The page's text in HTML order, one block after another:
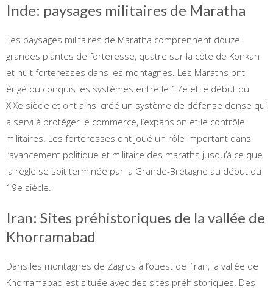
Inde: paysages militaires de Maratha
Les paysages militaires de Maratha comprennent douze
grandes plantes de forteresse, quatre sur la côte de Konkan
et huit forteresses dans les montagnes. Les Maraths ont
érigé ou conquis les systèmes entre le 17e et le début du
XIXe siècle et ont ainsi créé un système de défense dense qui
a servi à protéger le commerce, l’expansion et le contrôle
militaires. Les forteresses ont joué un rôle important dans
l’avancement politique et militaire des maraths jusqu’à ce que
la règle se soit terminée par la Grande-Bretagne au début du
19e siècle.
Iran: Sites préhistoriques de la vallée de
Khorramabad
Dans les montagnes de Zagros à l’ouest de l’Iran, la vallée de
Khorramabad est située avec des sites préhistoriques. Des